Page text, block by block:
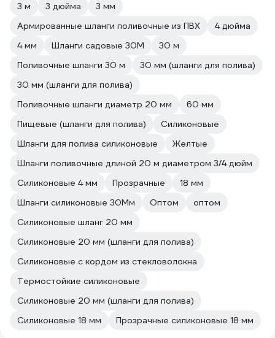
3 м
3 дюйма
3 мм
Армированные шланги поливочные из ПВХ
4 дюйма
4 мм
Шланги садовые 30М
30 м
Поливочные шланги 30 м
30 мм (шланги для полива)
30 мм (шланги для полива)
Поливочные шланги диаметр 20 мм
60 мм
Пищевые (шланги для полива)
Силиконовые
Шланги для полива силиконовые
Желтые
Шланги поливочные длиной 20 м диаметром 3/4 дюйм
Силиконовые 4 мм
Прозрачные
18 мм
Шланги силиконовые 30Мм
Оптом
оптом
Силиконовые шланг 20 мм
Силиконовые 20 мм (шланги для полива)
Силиконовые с кордом из стекловолокна
Термостойкие силиконовые
Силиконовые 20 мм (шланги для полива)
Силиконовые 18 мм
Прозрачные силиконовые 18 мм